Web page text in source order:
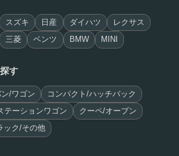
スズキ 日産 ダイハツ レクサス
三菱 ベンツ BMW MINI
す
ン/ワゴン コンパクト/ハッチバック
テーションワゴン クーペ/オープン
ック/その他